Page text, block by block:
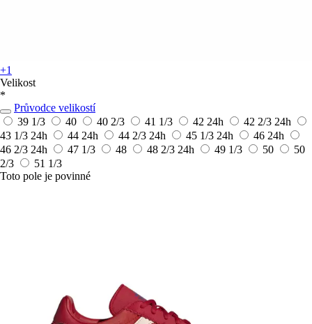
+1
Velikost
*
Průvodce velikostí
39 1/3
40 40 2/3 41 1/3 42 24h 42 2/3 24h
43 1/3 24h 44 24h 44 2/3 24h 45 1/3 24h 46 24h
46 2/3 24h 47 1/3 48 48 2/3 24h 49 1/3 50
50
2/3
51 1/3
Toto pole je povinné